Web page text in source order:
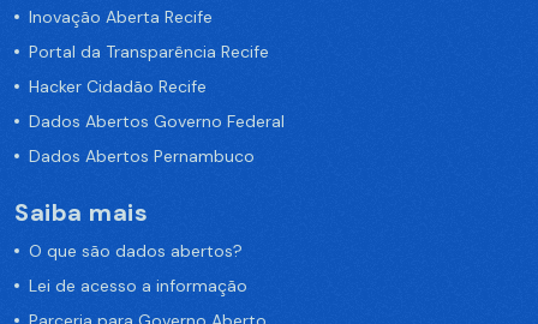
Inovação Aberta Recife
Portal da Transparência Recife
Hacker Cidadão Recife
Dados Abertos Governo Federal
Dados Abertos Pernambuco
Saiba mais
O que são dados abertos?
Lei de acesso a informação